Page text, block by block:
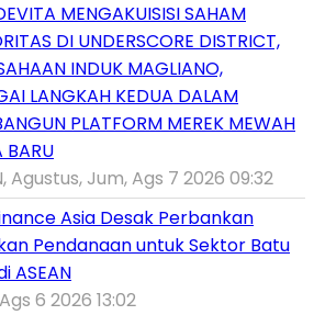
MENGAKUISISI SAHAM
DI UNDERSCORE DISTRICT,
INDUK MAGLIANO,
LANGKAH KEDUA DALAM
PLATFORM MEREK MEWAH
BARU
Agustus, Jum, Ags 7 2026 09:32
Asia Desak Perbankan
Pendanaan untuk Sektor Batu
ASEAN
6 2026 13:02